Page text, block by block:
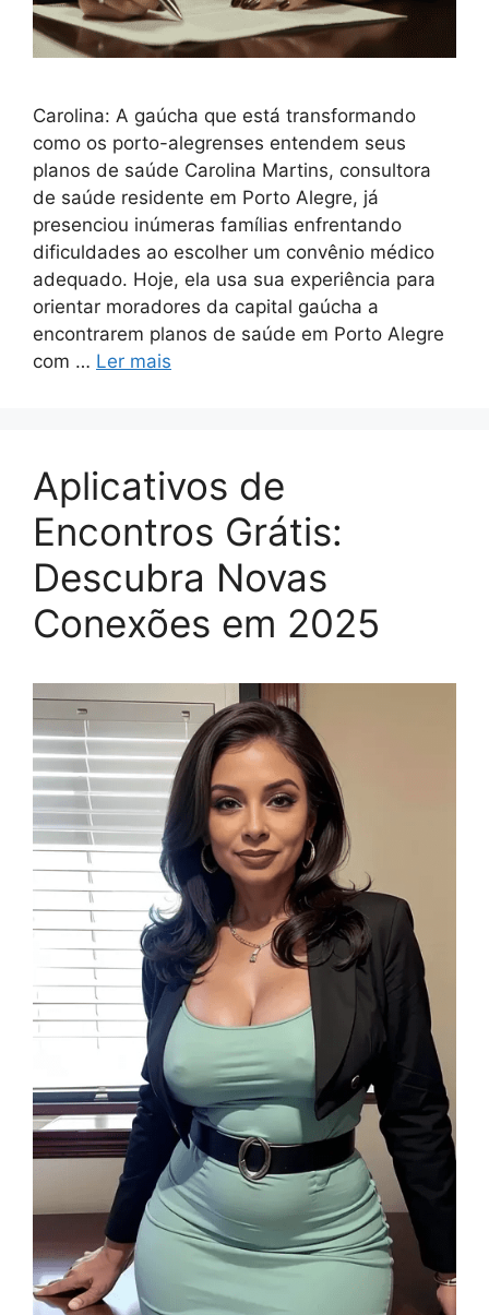
Carolina: A gaúcha que está transformando
como os porto-alegrenses entendem seus
planos de saúde Carolina Martins, consultora
de saúde residente em Porto Alegre, já
presenciou inúmeras famílias enfrentando
dificuldades ao escolher um convênio médico
adequado. Hoje, ela usa sua experiência para
orientar moradores da capital gaúcha a
encontrarem planos de saúde em Porto Alegre
com … Ler mais
Aplicativos de
Encontros Grátis:
Descubra Novas
Conexões em 2025